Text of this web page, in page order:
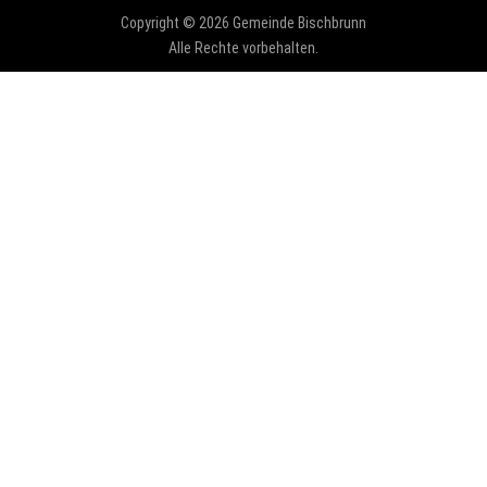
Copyright © 2026 Gemeinde Bischbrunn
Alle Rechte vorbehalten.